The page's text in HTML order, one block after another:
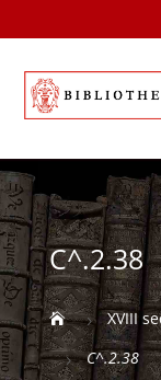
C^.2.38
 5 XVIII
5 C^.2.38